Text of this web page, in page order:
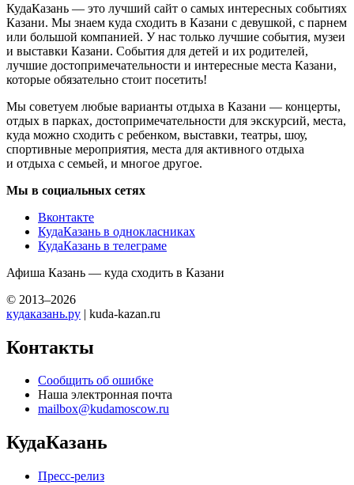
КудаКазань — это лучший сайт о самых интересных событиях
Казани. Мы знаем куда сходить в Казани с девушкой, с парнем
или большой компанией. У нас только лучшие события, музеи
и выставки Казани. События для детей и их родителей,
лучшие достопримечательности и интересные места Казани,
которые обязательно стоит посетить!
Мы советуем любые варианты отдыха в Казани — концерты,
отдых в парках, достопримечательности для экскурсий, места,
куда можно сходить с ребенком, выставки, театры, шоу,
спортивные мероприятия, места для активного отдыха
и отдыха с семьей, и многое другое.
Мы в социальных сетях
Вконтакте
КудаКазань в однокласниках
КудаКазань в телеграме
Афиша Казань — куда сходить в Казани
© 2013–2026
кудаказань.ру | kuda-kazan.ru
Контакты
Сообщить об ошибке
Наша электронная почта
mailbox@kudamoscow.ru
КудаКазань
Пресс-релиз